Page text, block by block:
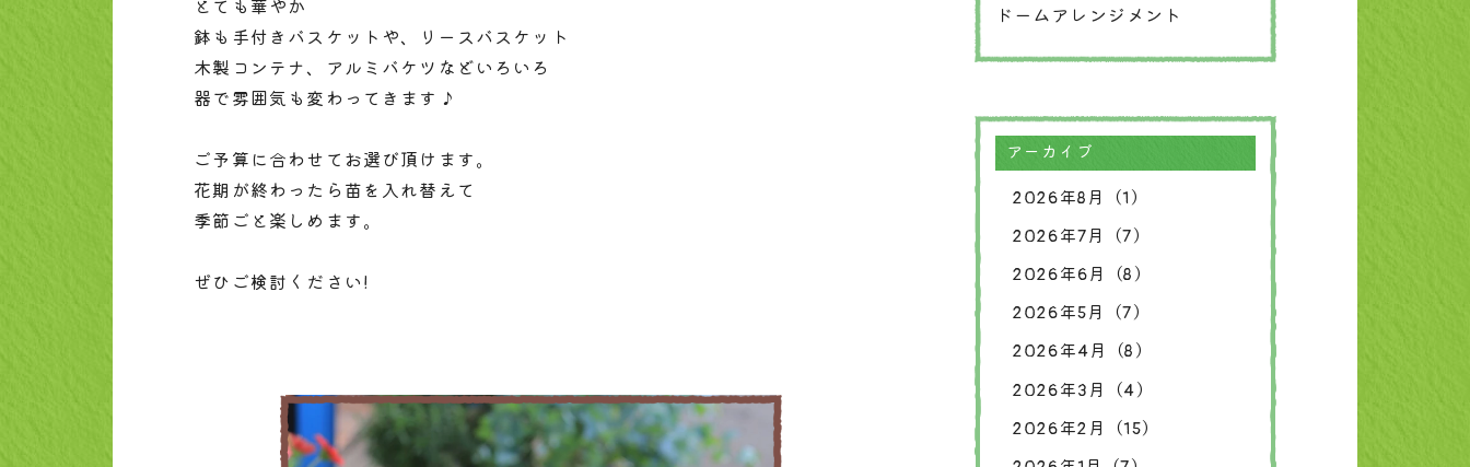
とても華やか
鉢も手付きバスケットや、リースバスケット
木製コンテナ、アルミバケツなどいろいろ
器で雰囲気も変わってきます♪
ご予算に合わせてお選び頂けます。
花期が終わったら苗を入れ替えて
季節ごと楽しめます。
ぜひご検討ください!
ドームアレンジメント
アーカイブ
2026年8月（1）
2026年7月（7）
2026年6月（8）
2026年5月（7）
2026年4月（8）
2026年3月（4）
2026年2月（15）